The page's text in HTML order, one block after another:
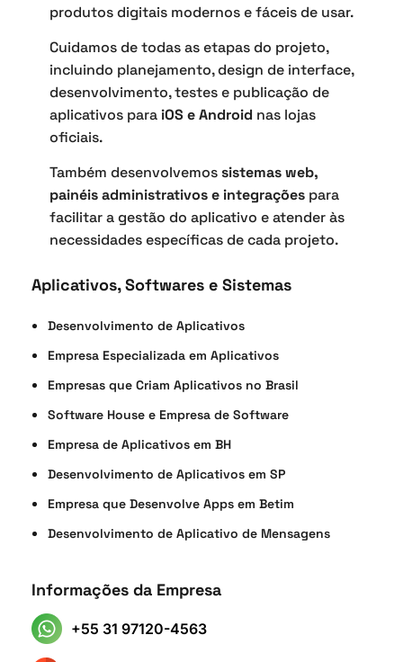
produtos digitais modernos e fáceis de usar.
Cuidamos de todas as etapas do projeto,
incluindo planejamento, design de interface,
desenvolvimento, testes e publicação de
aplicativos para iOS e Android nas lojas
oficiais.
Também desenvolvemossistemas web,
painéis administrativos e integrações para
facilitar a gestão do aplicativo e atender às
necessidades específicas de cada projeto.
Aplicativos, Softwares e Sistemas
Desenvolvimento de Aplicativos
Empresa Especializada em Aplicativos
Empresas que Criam Aplicativos no Brasil
Software House e Empresa de Software
Empresa de Aplicativos em BH
Desenvolvimento de Aplicativos em SP
Empresa que Desenvolve Apps em Betim
Desenvolvimento de Aplicativo de Mensagens
Informações da Empresa
+55 31 97120-4563